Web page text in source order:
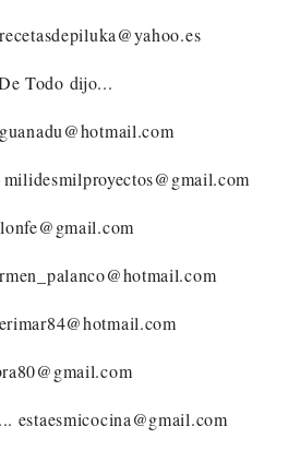
Todo dijo...
estaesmicocina@gmail.com